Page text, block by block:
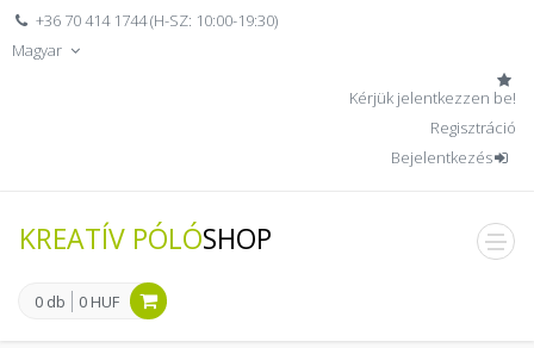
+36 70 414 1744 (H-SZ: 10:00-19:30)
Magyar
Kérjük jelentkezzen be!
Regisztráció
Bejelentkezés
KREATÍV PÓLÓSHOP
0 db 0 HUF